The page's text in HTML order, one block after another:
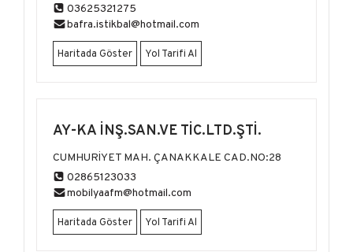
03625321275
bafra.istikbal@hotmail.com
Haritada Göster Yol Tarifi Al
AY-KA İNŞ.SAN.VE TİC.LTD.ŞTİ.
CUMHURİYET MAH. ÇANAKKALE CAD.NO:28
02865123033
mobilyaafm@hotmail.com
Haritada Göster Yol Tarifi Al